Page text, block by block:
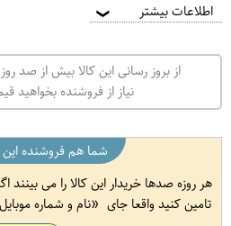
اطلاعات بیشتر ❯
از بروز رسانی این کالا بیش از
نیاز از فروشنده بخواهید
شما هم فروشنده این
هر روزه صدها خریدار این کالا را می بینند
تامین کنید واقعا جای
نام و شماره